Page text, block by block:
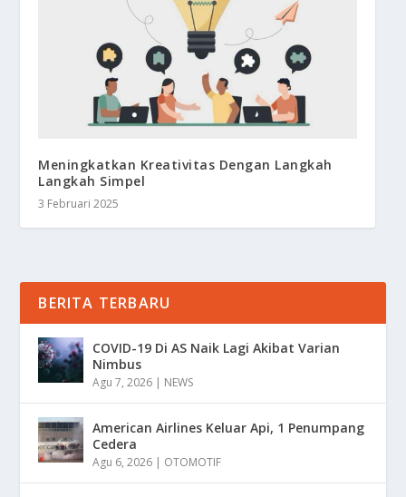
Meningkatkan Kreativitas Dengan Langkah
Langkah Simpel
3 Februari 2025
BERITA TERBARU
COVID-19 Di AS Naik Lagi Akibat Varian
Nimbus
Agu 7, 2026 | NEWS
American Airlines Keluar Api, 1 Penumpang
Cedera
Agu 6, 2026 | OTOMOTIF